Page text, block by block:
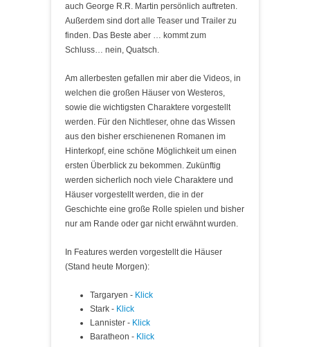
auch George R.R. Martin persönlich auftreten.
Außerdem sind dort alle Teaser und Trailer zu
finden. Das Beste aber … kommt zum
Schluss… nein, Quatsch.
Am allerbesten gefallen mir aber die Videos, in
welchen die großen Häuser von Westeros,
sowie die wichtigsten Charaktere vorgestellt
werden. Für den Nichtleser, ohne das Wissen
aus den bisher erschienenen Romanen im
Hinterkopf, eine schöne Möglichkeit um einen
ersten Überblick zu bekommen. Zukünftig
werden sicherlich noch viele Charaktere und
Häuser vorgestellt werden, die in der
Geschichte eine große Rolle spielen und bisher
nur am Rande oder gar nicht erwähnt wurden.
In Features werden vorgestellt die Häuser
(Stand heute Morgen):
Targaryen - Klick
Stark - Klick
Lannister - Klick
Baratheon - Klick